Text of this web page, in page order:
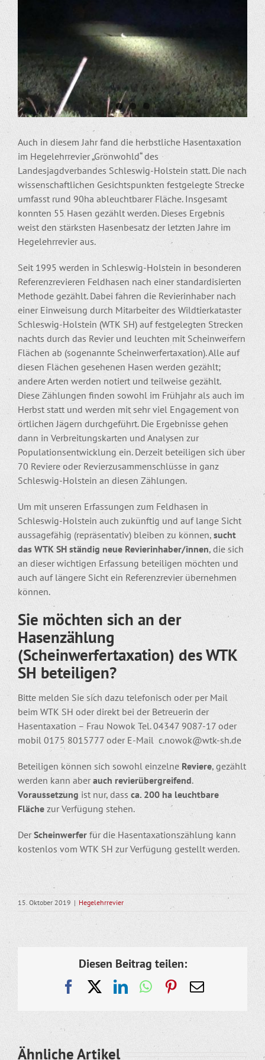
Auch in diesem Jahr fand die herbstliche Hasentaxation
im Hegelehrrevier „Grönwohld“ des
Landesjagdverbandes Schleswig-Holstein statt. Die nach
wissenschaftlichen Gesichtspunkten festgelegte Strecke
umfasst rund 90ha ableuchtbarer Fläche. Insgesamt
konnten 55 Hasen gezählt werden. Dieses Ergebnis
weist den stärksten Hasenbesatz der letzten Jahre im
Hegelehrrevier aus.
Seit 1995 werden in Schleswig-Holstein in besonderen
Referenzrevieren Feldhasen nach einer standardisierten
Methode gezählt. Dabei fahren die Revierinhaber nach
einer Einweisung durch Mitarbeiter des Wildtierkataster
Schleswig-Holstein (WTK SH) auf festgelegten Strecken
nachts durch das Revier und leuchten mit Scheinwerfern
Flächen ab (sogenannte Scheinwerfertaxation). Alle auf
diesen Flächen gesehenen Hasen werden gezählt;
andere Arten werden notiert und teilweise gezählt.
Diese Zählungen finden sowohl im Frühjahr als auch im
Herbst statt und werden mit sehr viel Engagement von
örtlichen Jägern durchgeführt. Die Ergebnisse gehen
dann in Verbreitungskarten und Analysen zur
Populationsentwicklung ein. Derzeit beteiligen sich über
70 Reviere oder Revierzusammenschlüsse in ganz
Schleswig-Holstein an diesen Zählungen.
Um mit unseren Erfassungen zum Feldhasen in
Schleswig-Holstein auch zukünftig und auf lange Sicht
aussagefähig (repräsentativ) bleiben zu können,sucht
das WTK SH ständig neue Revierinhaber/innen, die sich
an dieser wichtigen Erfassung beteiligen möchten und
auch auf längere Sicht ein Referenzrevier übernehmen
können.
Sie möchten sich an der
Hasenzählung
(Scheinwerfertaxation) des WTK
SH beteiligen?
Bitte melden Sie sich dazu telefonisch oder per Mail
beim WTK SH oder direkt bei der Betreuerin der
Hasentaxation – Frau Nowok Tel. 04347 9087-17 oder
mobil 0175 8015777 oder E-Mail c.nowok@wtk-sh.de
Beteiligen können sich sowohl einzelne Reviere, gezählt
werden kann aberauch revierübergreifend.
Voraussetzung ist nur, dass ca. 200 ha leuchtbare
Fläche zur Verfügung stehen.
DerScheinwerfer für die Hasentaxationszählung kann
kostenlos vom WTK SH zur Verfügung gestellt werden.
15. Oktober 2019 | Hegelehrrevier
Diesen Beitrag teilen:
FacebookLinkedInWhatsApp
Pinterest
E-
Ähnliche Artikel